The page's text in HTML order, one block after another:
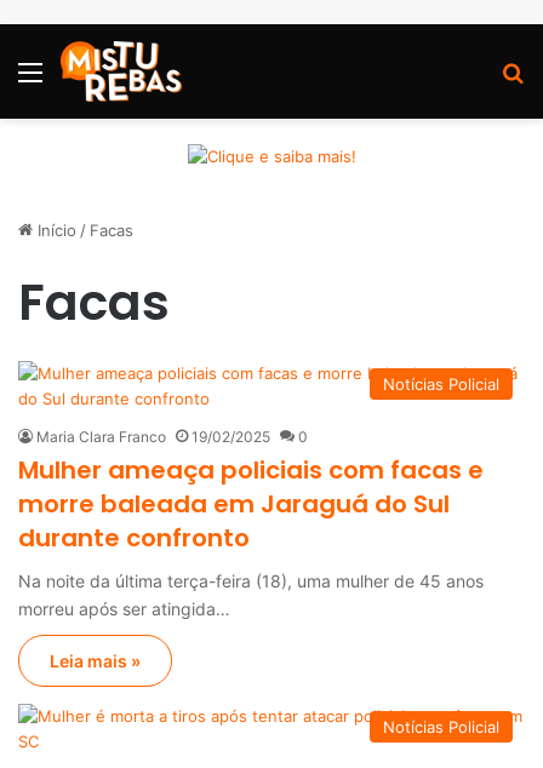
Menu
Início / Facas
Facas
Notícias Policial
Maria Clara Franco 19/02/2025 0
Mulher ameaça policiais com facas e
morre baleada em Jaraguá do Sul
durante confronto
Na noite da última terça-feira (18), uma mulher de 45 anos
morreu após ser atingida…
Leia mais »
Notícias Policial